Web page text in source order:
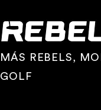
MÁS REBELS,
GOLF